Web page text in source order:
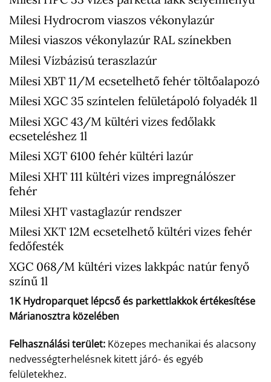
Milesi Hydrocrom viaszos vékonylazúr
Milesi viaszos vékonylazúr RAL színekben
Milesi Vízbázisú teraszlazúr
Milesi XBT 11/M ecsetelhető fehér töltőalapozó
Milesi XGC 35 színtelen felületápoló folyadék 1l
Milesi XGC 43/M kültéri vizes fedőlakk
ecseteléshez 1l
Milesi XGT 6100 fehér kültéri lazúr
Milesi XHT 111 kültéri vizes impregnálószer
fehér
Milesi XHT vastaglazúr rendszer
Milesi XKT 12M ecsetelhető kültéri vizes fehér
fedőfesték
XGC 068/M kültéri vizes lakkpác natúr fenyő
színű 1l
1K Hydroparquet lépcső és parkettlakkok értékesítése
Márianosztra közelében
Felhasználási terület: Közepes mechanikai és alacsony
nedvességterhelésnek kitett járó- és egyéb
felületekhez.